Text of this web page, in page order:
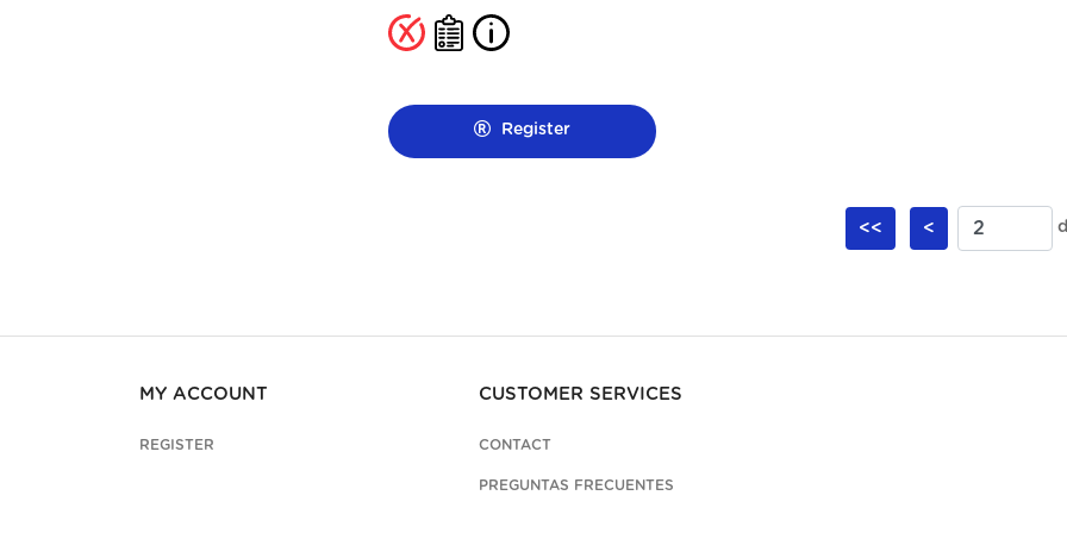
Register
<< <
MY ACCOUNT
REGISTER
CUSTOMER SERVICES
CONTACT
PREGUNTAS FRECUENTES